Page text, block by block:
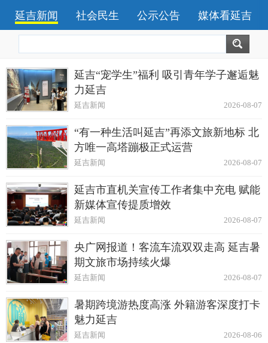
延吉新闻 社会民生 公示公告 媒体看延吉
延吉“宠学生”福利 吸引青年学子邂逅魅
力延吉
2026-08-07
延吉新闻
“有一种生活叫延吉”再添文旅新地标 北
方唯一高塔蹦极正式运营
2026-08-07
延吉新闻
延吉市直机关宣传工作者集中充电 赋能
新媒体宣传提质增效
2026-08-07
延吉新闻
央广网报道！客流车流双双走高 延吉暑
期文旅市场持续火爆
2026-08-07
延吉新闻
暑期跨境游热度高涨 外籍游客深度打卡
魅力延吉
2026-08-06
延吉新闻